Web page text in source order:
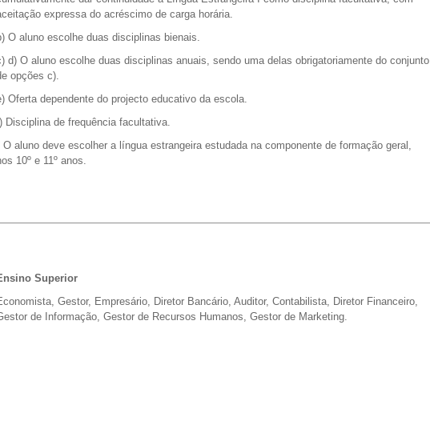
expressa do acréscimo de carga horária.
O aluno escolhe duas disciplinas bienais.
d) O aluno escolhe duas disciplinas anuais, sendo uma delas obrigatoriamente do conjunto
opções c).
Oferta dependente do projecto educativo da escola.
Disciplina de frequência facultativa.
O aluno deve escolher a língua estrangeira estudada na componente de formação geral,
10º e 11º anos.
Superior
Gestor, Empresário, Diretor Bancário, Auditor, Contabilista, Diretor Financeiro,
de Informação, Gestor de Recursos Humanos, Gestor de Marketing.